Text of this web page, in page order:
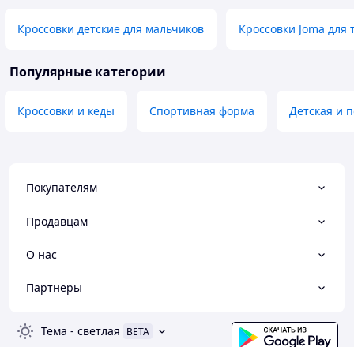
Кроссовки детские для мальчиков Кроссовки Joma для
Популярные категории
Кроссовки и кеды Спортивная форма Детская и
Покупателям
Продавцам
О нас
Партнеры
Тема - светлая BETA